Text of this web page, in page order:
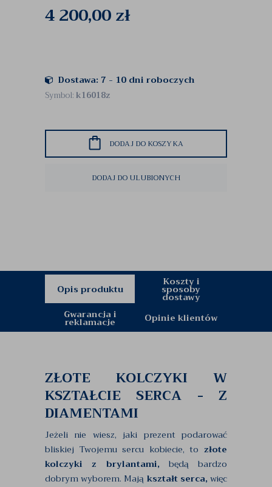
4 200,00zł
Dostawa: 7 - 10 dni roboczych
Symbol:k16018z
DODAJ DO KOSZYKA
DODAJ DO ULUBIONYCH
Opis produktu
Koszty i
sposoby
dostawy
Gwarancja i
reklamacje Opinie klientów
ZŁOTE KOLCZYKI W
KSZTAŁCIE SERCA - Z
DIAMENTAMI
Jeżeli nie wiesz, jaki prezent podarować
bliskiej Twojemu sercu kobiecie, to złote
kolczyki z brylantami, będą bardzo
dobrym wyborem. Mają kształt serca, więc